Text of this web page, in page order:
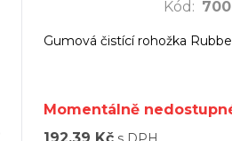
Kód :
Gumová čistící rohožka
Momentálně
192,39 Kč